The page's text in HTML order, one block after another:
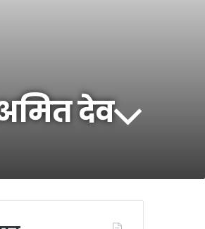
देव